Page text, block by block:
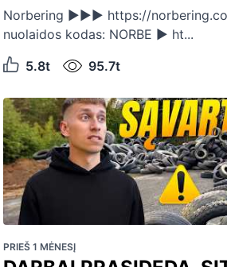
Norbering ►►► https://
nuolaidos kodas: NORBE ► ht...
5.8t
95.7t
PRIEŠ 1 MĖNESĮ